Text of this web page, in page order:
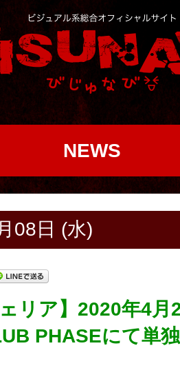
NEWS
08日 (水)
リア】2020年4月
PHASEにて単